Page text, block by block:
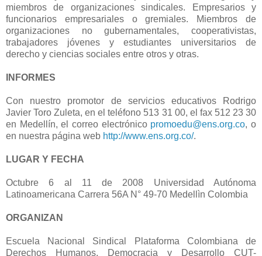
miembros de organizaciones sindicales. Empresarios y
funcionarios empresariales o gremiales. Miembros de
organizaciones no gubernamentales, cooperativistas,
trabajadores jóvenes y estudiantes universitarios de
derecho y ciencias sociales entre otros y otras.
INFORMES
Con nuestro promotor de servicios educativos Rodrigo
Javier Toro Zuleta, en el teléfono 513 31 00, el fax 512 23 30
en Medellín, el correo electrónico promoedu@ens.org.co, o
en nuestra página web http://www.ens.org.co/.
LUGAR Y FECHA
Octubre 6 al 11 de 2008 Universidad Autónoma
Latinoamericana Carrera 56A N° 49-70 Medellìn Colombia
ORGANIZAN
Escuela Nacional Sindical Plataforma Colombiana de
Derechos Humanos, Democracia y Desarrollo CUT-